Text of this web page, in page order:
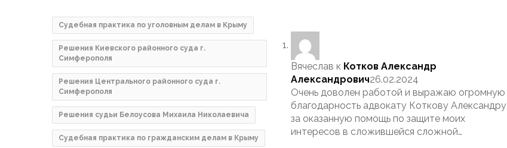
Судебная практика по уголовным делам в Крыму
Решения Киевского районного суда г.
Симферополя
Решения Центрального районного суда г.
Симферополя
Решения судьи Белоусова Михаила Николаевича
Судебная практика по гражданским делам в Крыму
Вячеслав к Котков Александр
Александрович26.02.2024
Очень доволен работой и выражаю огромную
благодарность адвокату Коткову Александру
за оказанную помощь по защите моих
интересов в сложившейся сложной…